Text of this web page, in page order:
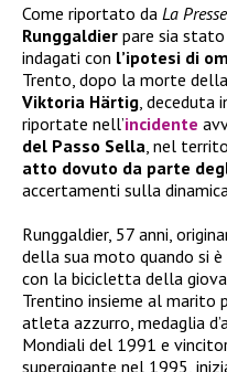
Come riportato da La Presse
Runggaldier pare sia
indagati con l’ipotesi di
Trento, dopo la morte
Viktoria Härtig ,
riportate nell’incidente
del Passo Sella , nel
atto dovuto da parte
accertamenti sulla
Runggaldier, 57 anni,
della sua moto quando si
con la bicicletta della
Trentino insieme al marito
atleta azzurro, medaglia
Mondiali del 1991 e
supergigante nel 1995,